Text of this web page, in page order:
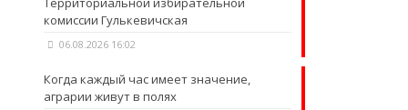
комиссии Гулькевичская
06.08.2026 16:02
Когда каждый час имеет значение,
аграрии живут в полях